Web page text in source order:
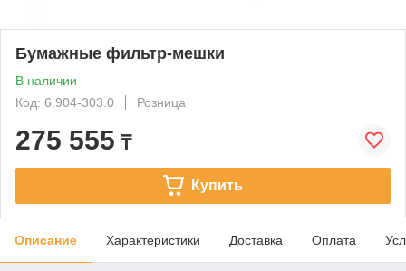
Бумажные фильтр-мешки
В наличии
Код: 6.904-303.0
Розница
275 555 ₸
Купить
Описание Характеристики Доставка Оплата